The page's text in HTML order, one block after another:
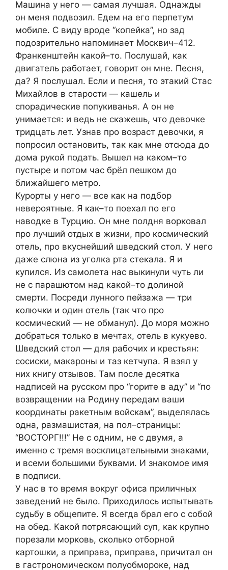
Машина у него — самая лучшая. Однажды
он меня подвозил. Едем на его перпетум
мобиле. С виду вроде “копейка”, но зад
подозрительно напоминает Москвич–412.
Франкенштейн какой–то. Послушай, как
двигатель работает, говорит он мне. Песня,
да? Я послушал. Если и песня, то этакий Стас
Михайлов в старости — кашель и
спорадические попукиванья. А он не
унимается: и ведь не скажешь, что девочке
тридцать лет. Узнав про возраст девочки, я
попросил остановить, так как мне отсюда до
дома рукой подать. Вышел на каком–то
пустыре и потом час брёл пешком до
ближайшего метро.
Курорты у него — все как на подбор
невероятные. Я как–то поехал по его
наводке в Турцию. Он мне полдня ворковал
про лучший отдых в жизни, про космический
отель, про вкуснейший шведский стол. У него
даже слюна из уголка рта стекала. Я и
купился. Из самолета нас выкинули чуть ли
не с парашютом над какой–то долиной
смерти. Посреди лунного пейзажа — три
колючки и один отель (так что про
космический — не обманул). До моря можно
добраться только в мечтах, отель в кукуево.
Шведский стол — для рабочих и крестьян:
сосиски, макароны и таз кетчупа. Я взял у
них книгу отзывов. Там после десятка
надписей на русском про “горите в аду” и “по
возвращении на Родину передам ваши
координаты ракетным войскам”, выделялась
одна, размашистая, на пол–страницы:
“ВОСТОРГ!!!” Не с одним, не с двумя, а
именно с тремя восклицательными знаками,
и всеми большими буквами. И знакомое имя
в подписи.
У нас в то время вокруг офиса приличных
заведений не было. Приходилось испытывать
судьбу в общепите. Я всегда брал его с собой
на обед. Какой потрясающий суп, как крупно
порезали морковь, сколько отборной
картошки, а приправа, приправа, причитал он
в гастрономическом полуобмороке, над